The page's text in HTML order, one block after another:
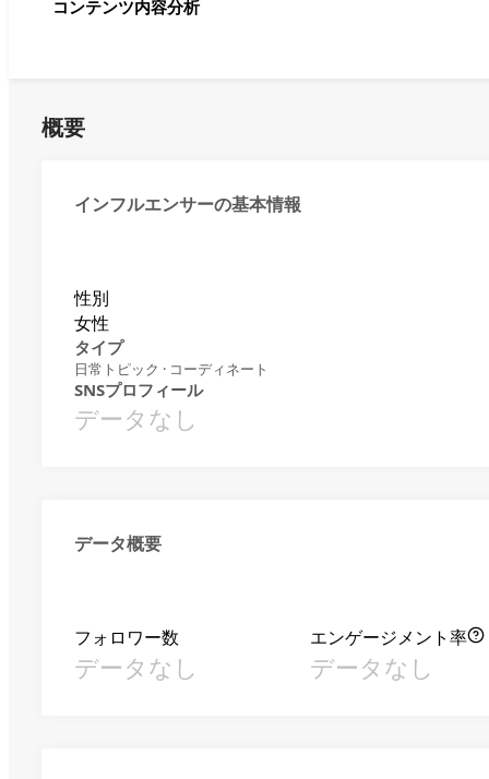
コンテンツ内容分析
概要
インフルエンサーの基本情報
性別
女性
タイプ
日常トピック · コーディネート
SNSプロフィール
データなし
データ概要
フォロワー数
データなし
エンゲージメント率
データなし